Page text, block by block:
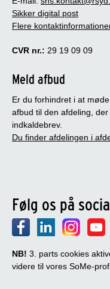
Sikker digital post
Flere
CVR nr.: 29 19 09 09
Meld afbud
Er du forhindret i at
afbud til den afdeling,
indkaldebrev.
Du finder afdelingen i
Følg os på
NB! 3. parts cookies
videre til vores SoMe-